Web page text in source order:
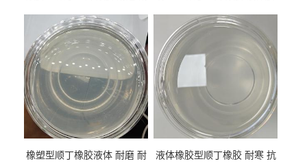
性
专用
橡塑型顺丁橡胶液体 耐磨 耐
液体橡胶型顺丁橡胶 耐寒 抗